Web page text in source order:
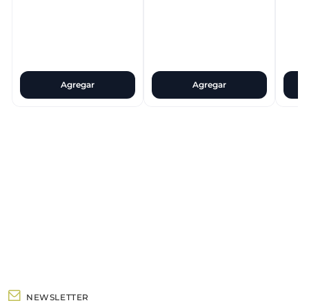
Agregar Agregar
NEWSLETTER